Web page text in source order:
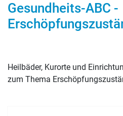
Gesundheits-ABC -
Heilbäder, Kurorte und
zum Thema